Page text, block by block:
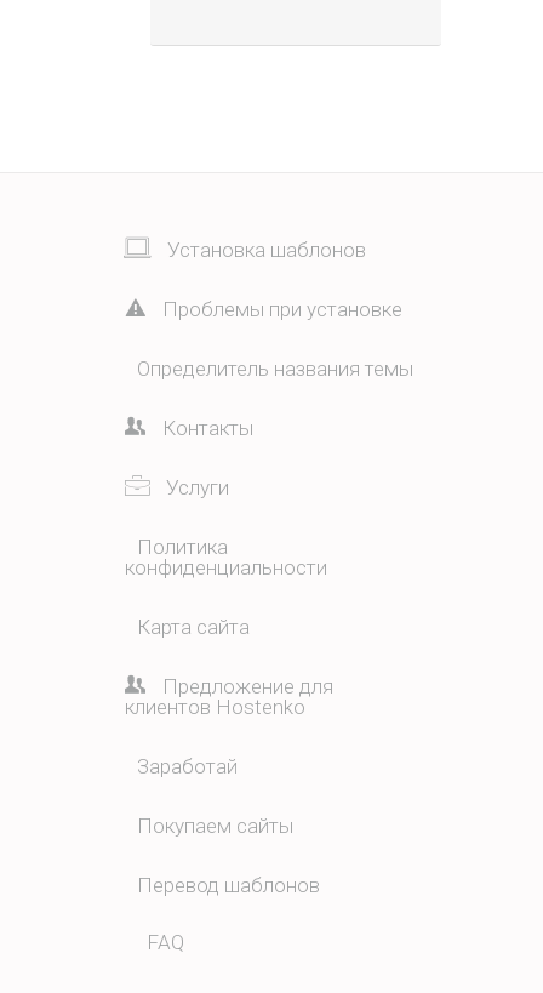
Установка шаблонов
Проблемы при установке
Определитель названия темы
Контакты
Услуги
Политика
конфиденциальности
Карта сайта
Предложение для
клиентов Hostenko
Заработай
Покупаем сайты
Перевод шаблонов
FAQ